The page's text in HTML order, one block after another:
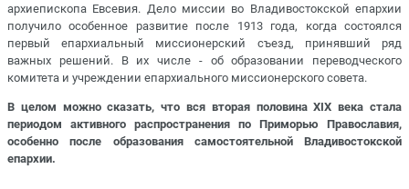
архиепископа Евсевия. Дело миссии во Владивостокской епархии
получило особенное развитие после 1913 года, когда состоялся
первый епархиальный миссионерский съезд, принявший ряд
важных решений. В их числе - об образовании переводческого
комитета и учреждении епархиального миссионерского совета.
В целом можно сказать, что вся вторая половина XIX века стала
периодом активного распространения по Приморью Православия,
особенно после образования самостоятельной Владивостокской
епархии.